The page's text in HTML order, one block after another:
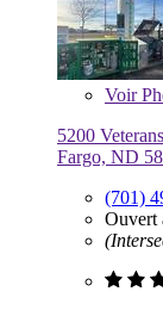
Voir
5200
Fargo, ND
(701)
Ouvert